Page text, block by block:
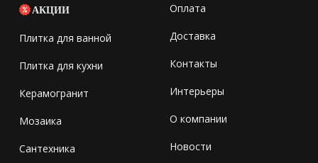
АКЦИИ
Плитка для ванной
Плитка для кухни
Керамогранит
Мозаика
Сантехника
Оплата
Доставка
Контакты
Интерьеры
О компании
Новости